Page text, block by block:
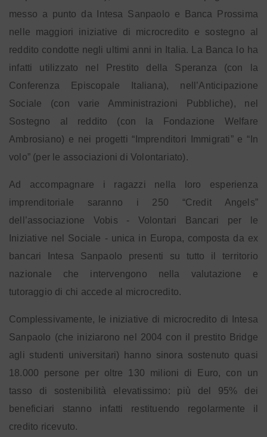
messo a punto da Intesa Sanpaolo e Banca Prossima
nelle maggiori iniziative di microcredito e sostegno al
reddito condotte negli ultimi anni in Italia. La Banca lo ha
infatti utilizzato nel Prestito della Speranza (con la
Conferenza Episcopale Italiana), nell’Anticipazione
Sociale (con varie Amministrazioni Pubbliche), nel
Sostegno al reddito (con la Fondazione Welfare
Ambrosiano) e nei progetti “Imprenditori Immigrati” e “In
volo” (per le associazioni di Volontariato).
Ad accompagnare i ragazzi nella loro esperienza
imprenditoriale saranno i 250 “Credit Angels”
dell’associazione Vobis - Volontari Bancari per le
Iniziative nel Sociale - unica in Europa, composta da ex
bancari Intesa Sanpaolo presenti su tutto il territorio
nazionale che intervengono nella valutazione e
tutoraggio di chi accede al microcredito.
Complessivamente, le iniziative di microcredito di Intesa
Sanpaolo (che iniziarono nel 2004 con il prestito Bridge
agli studenti universitari) hanno sinora sostenuto quasi
18.000 persone per oltre 130 milioni di Euro, con un
tasso di sostenibilità elevatissimo: più del 95% dei
beneficiari stanno infatti restituendo regolarmente il
credito ricevuto.